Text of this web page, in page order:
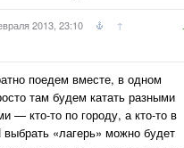
2013, 23:10 ↑
поедем вместе, в одном
там будем катать разными
— кто-то по городу, а кто-то в
выбрать «лагерь» можно будет